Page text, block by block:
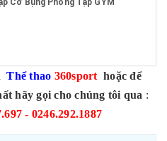
Cơ Bụng Phòng Tập GYM
Thể thao 360sport hoặc để
hãy gọi cho chúng tôi qua :
- 0246.292.1887